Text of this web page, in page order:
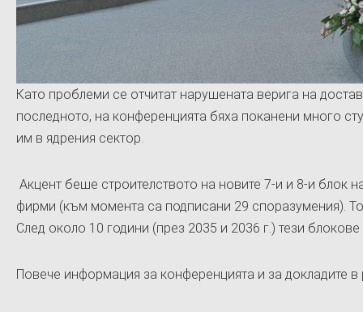
Като проблеми се отчитат нарушената верига на
последното, на конференцията бяха поканени много
им в ядрения сектор.
Акцент беше строителството на новите 7-и и 8-и блок
фирми (към момента са подписани 29 споразумения).
След около 10 години (през 2035 и 2036 г.) тези
Повече информация за конференцията и за докладите